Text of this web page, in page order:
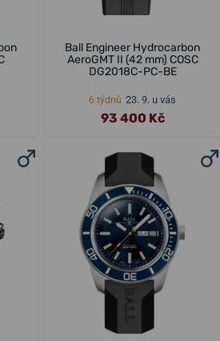
Ball Engineer Hydrocarbon
AeroGMT II (42 mm) COSC
DG2018C-PC-BE
6 týdnů 23. 9. u vás
93 400 Kč